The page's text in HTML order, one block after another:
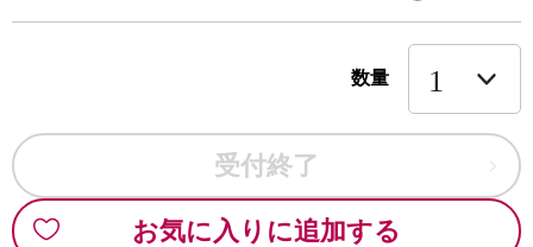
数量
受付終了
お気に入りに追加する